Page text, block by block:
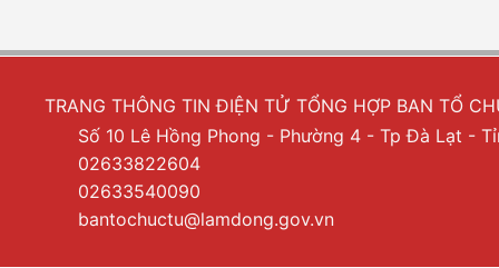
TRANG THÔNG TIN ĐIỆN TỬ TỔNG HỢP BAN TỔ
Số 10 Lê Hồng Phong - Phường 4 - Tp Đà Lạt -
02633822604
02633540090
bantochuctu@lamdong.gov.vn